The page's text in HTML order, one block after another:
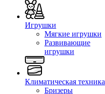
Игрушки
Мягкие игрушки
Развивающие
игрушки
Климатическая техника
Бризеры